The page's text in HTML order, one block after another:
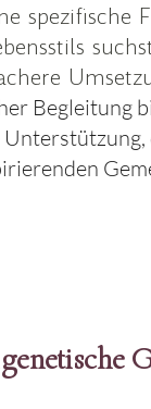
spezifische
Begleitung